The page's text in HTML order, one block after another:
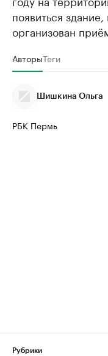
появиться
организован
АвторыТеги
Шишкина Ольга
РБК Пермь
Рубрики